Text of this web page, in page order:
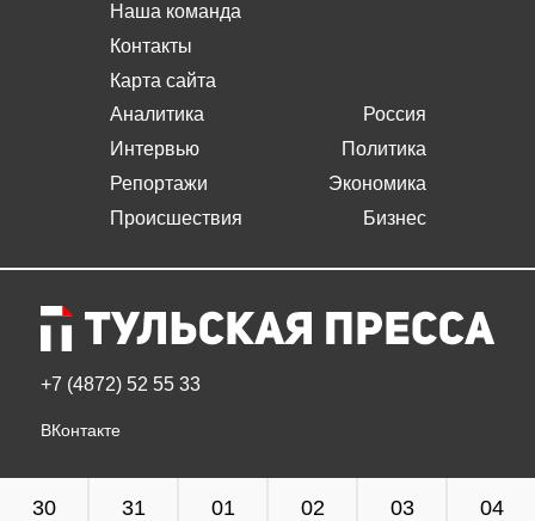
Наша команда
Контакты
Карта сайта
Аналитика
Интервью
Репортажи
Происшествия
Россия
Политика
Экономика
Бизнес
+7 (4872) 52 55 33
ВКонтакте
30 31 01 02 03 04